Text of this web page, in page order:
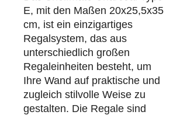
E, mit den Maßen 20x25,5x35
cm, ist ein einzigartiges
Regalsystem, das aus
unterschiedlich großen
Regaleinheiten besteht, um
Ihre Wand auf praktische und
zugleich stilvolle Weise zu
gestalten. Die Regale sind